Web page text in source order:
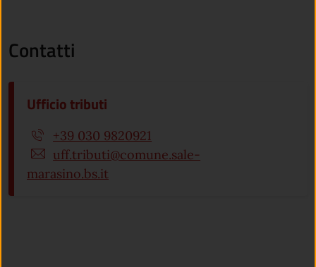
Contatti
Ufficio tributi
+39 030 9820921
uff.tributi@comune.sale-
marasino.bs.it